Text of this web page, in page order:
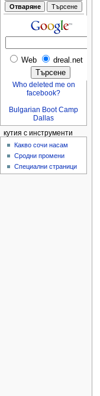
Web dreal.net
Who deleted me on
facebook?
Bulgarian Boot Camp
Dallas
кутия с инструменти
Какво сочи насам
Сродни промени
Специални страници